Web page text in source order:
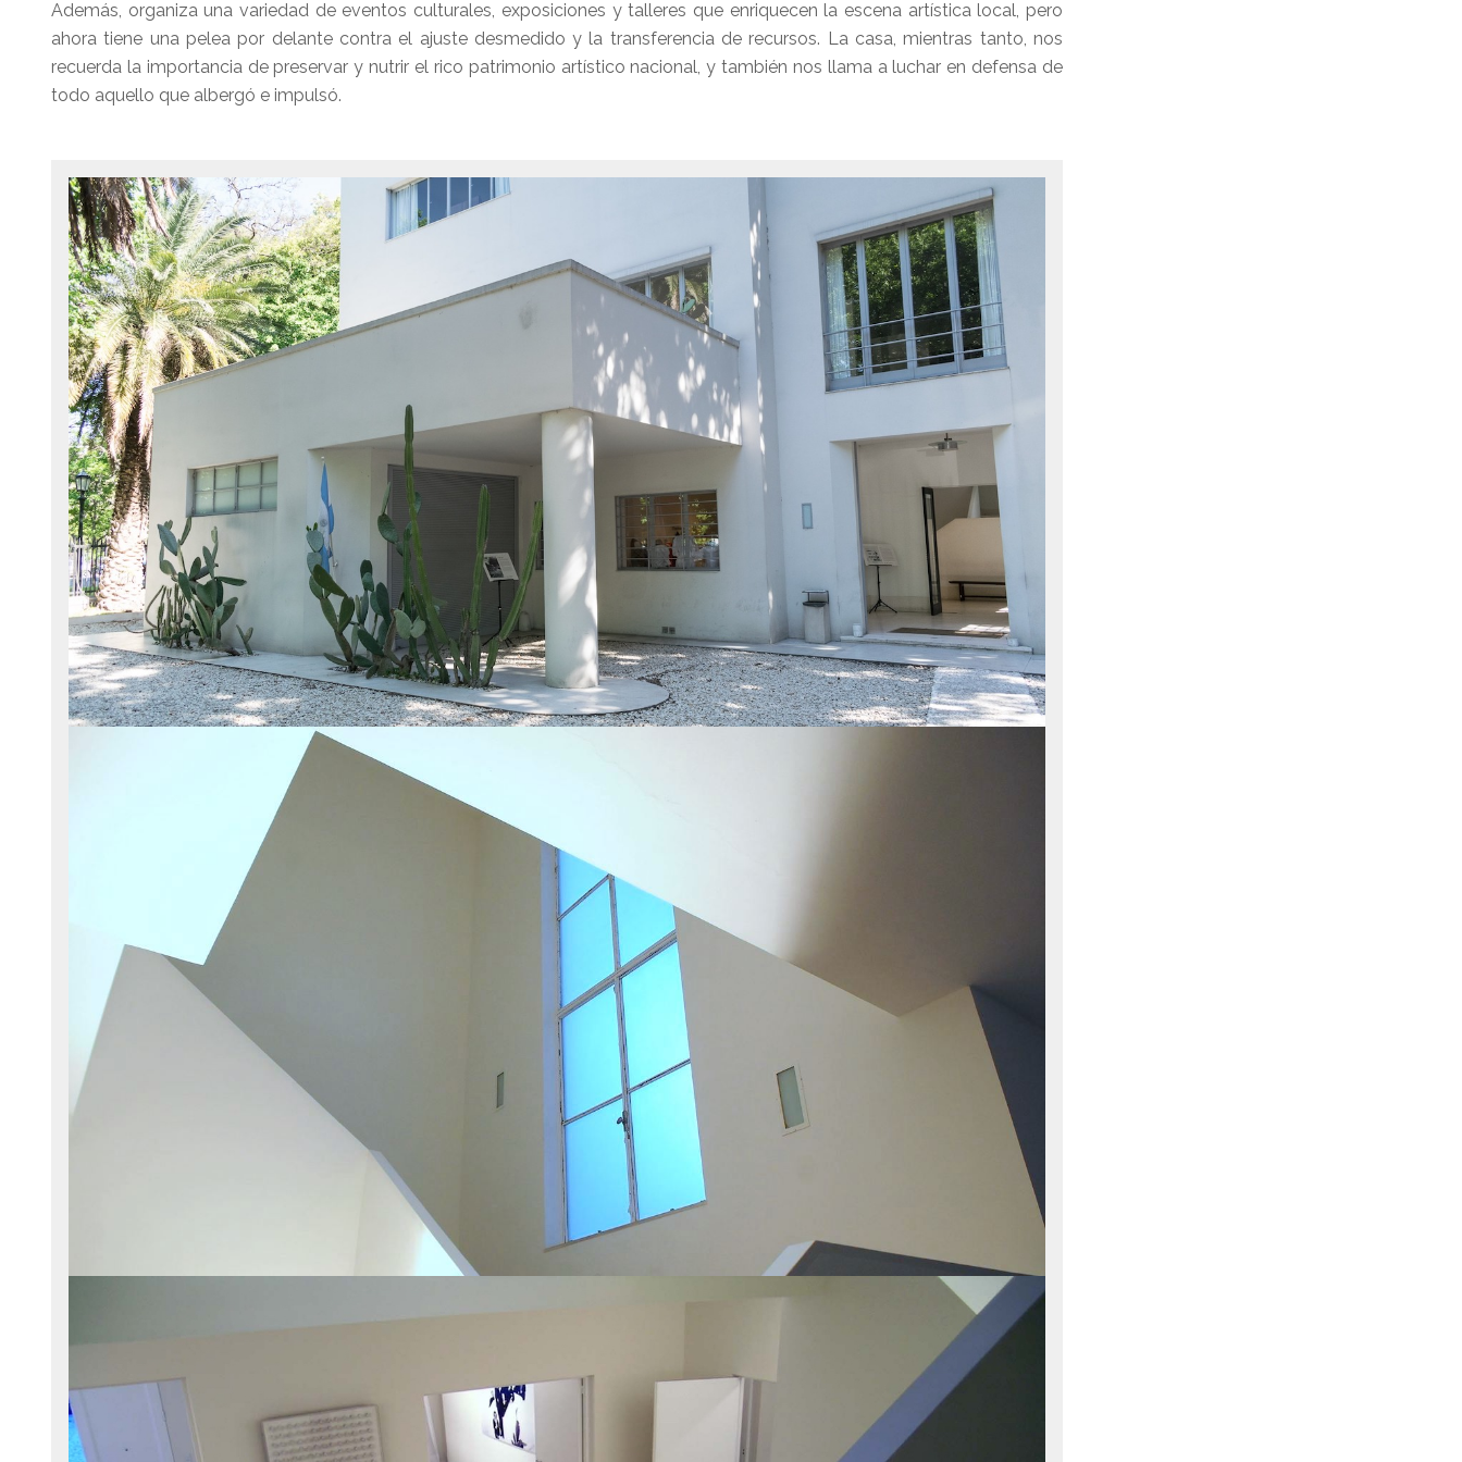
Además, organiza una variedad de eventos culturales, exposiciones y talleres que enriquecen la escena artística local, pero
ahora tiene una pelea por delante contra el ajuste desmedido y la transferencia de recursos. La casa, mientras tanto, nos
recuerda la importancia de preservar y nutrir el rico patrimonio artístico nacional, y también nos llama a luchar en defensa de
todo aquello que albergó e impulsó.